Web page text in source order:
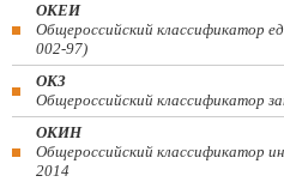
ОКЕИ
Общероссийский классификатор
002-97)
ОКЗ
Общероссийский классификатор
ОКИН
Общероссийский классификатор
2014